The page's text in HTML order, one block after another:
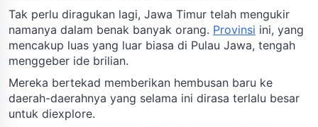
Tak perlu diragukan lagi, Jawa Timur telah mengukir
namanya dalam benak banyak orang. Provinsi ini, yang
mencakup luas yang luar biasa di Pulau Jawa, tengah
menggeber ide brilian.
Mereka bertekad memberikan hembusan baru ke
daerah-daerahnya yang selama ini dirasa terlalu besar
untuk diexplore.